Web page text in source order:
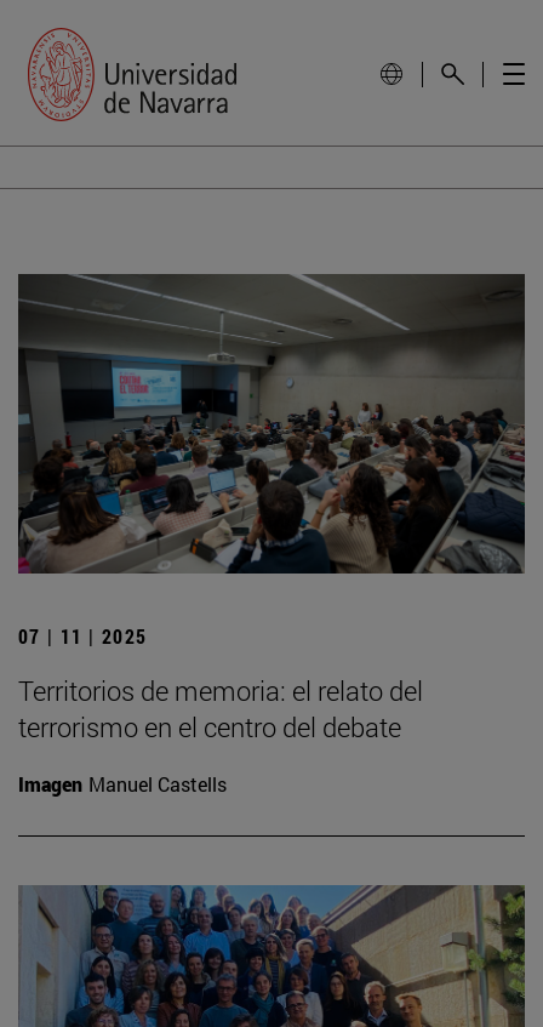
07 | 11 | 2025
Territorios de memoria: el relato del
terrorismo en el centro del debate
Imagen Manuel Castells